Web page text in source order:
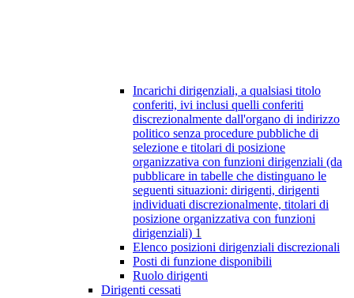
Incarichi dirigenziali, a qualsiasi titolo
conferiti, ivi inclusi quelli conferiti
discrezionalmente dall'organo di indirizzo
politico senza procedure pubbliche di
selezione e titolari di posizione
organizzativa con funzioni dirigenziali (da
pubblicare in tabelle che distinguano le
seguenti situazioni: dirigenti, dirigenti
individuati discrezionalmente, titolari di
posizione organizzativa con funzioni
dirigenziali) 1
Elenco posizioni dirigenziali discrezionali
Posti di funzione disponibili
Ruolo dirigenti
Dirigenti cessati